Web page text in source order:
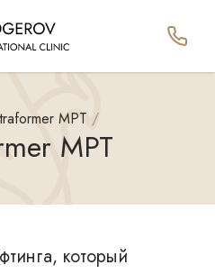
MPT
MPT
который